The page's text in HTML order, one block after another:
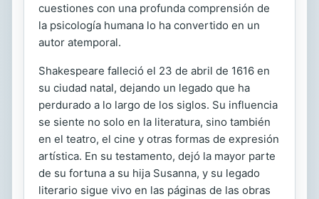
cuestiones con una profunda comprensión de
la psicología humana lo ha convertido en un
autor atemporal.
Shakespeare falleció el 23 de abril de 1616 en
su ciudad natal, dejando un legado que ha
perdurado a lo largo de los siglos. Su influencia
se siente no solo en la literatura, sino también
en el teatro, el cine y otras formas de expresión
artística. En su testamento, dejó la mayor parte
de su fortuna a su hija Susanna, y su legado
literario sigue vivo en las páginas de las obras